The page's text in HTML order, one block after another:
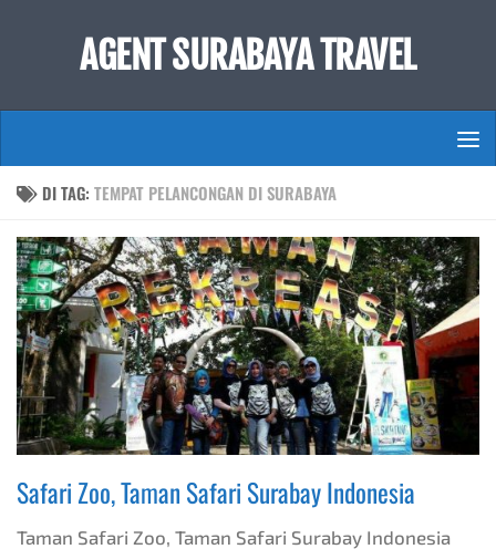
Skip to content
AGENT SURABAYA TRAVEL
DI TAG: TEMPAT PELANCONGAN DI SURABAYA
Safari Zoo, Taman Safari Surabay Indonesia
Taman Safari Zoo, Taman Safari Surabay Indonesia